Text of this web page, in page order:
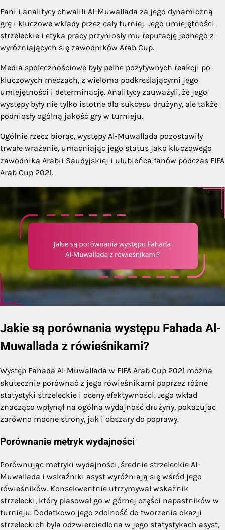
Fani i analitycy chwalili Al-Muwallada za jego dynamiczną
grę i kluczowe wkłady przez cały turniej. Jego umiejętności
strzeleckie i etyka pracy przyniosły mu reputację jednego z
wyróżniających się zawodników Arab Cup.
Media społecznościowe były pełne pozytywnych reakcji po
kluczowych meczach, z wieloma podkreślającymi jego
umiejętności i determinację. Analitycy zauważyli, że jego
występy były nie tylko istotne dla sukcesu drużyny, ale także
podniosły ogólną jakość gry w turnieju.
Ogólnie rzecz biorąc, występy Al-Muwallada pozostawiły
trwałe wrażenie, umacniając jego status jako kluczowego
zawodnika Arabii Saudyjskiej i ulubieńca fanów podczas FIFA
Arab Cup 2021.
Jakie są porównania występu Fahada Al-
Muwallada z rówieśnikami?
Występ Fahada Al-Muwallada w FIFA Arab Cup 2021 można
skutecznie porównać z jego rówieśnikami poprzez różne
statystyki strzeleckie i oceny efektywności. Jego wkład
znacząco wpłynął na ogólną wydajność drużyny, pokazując
zarówno mocne strony, jak i obszary do poprawy.
Porównanie metryk wydajności
Porównując metryki wydajności, średnie strzeleckie Al-
Muwallada i wskaźniki asyst wyróżniają się wśród jego
rówieśników. Konsekwentnie utrzymywał wskaźnik
strzelecki, który plasował go w górnej części napastników w
turnieju. Dodatkowo jego zdolność do tworzenia okazji
strzeleckich była odzwierciedlona w jego statystykach asyst,